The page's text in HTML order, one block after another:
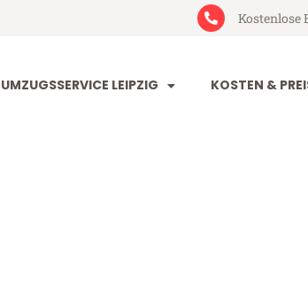
Kostenlose
UMZUGSSERVICE LEIPZIG KOSTEN &